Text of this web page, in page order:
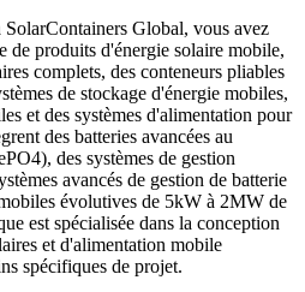
Global, vous avez
de produits d'énergie solaire mobile,
complets, des conteneurs pliables
de stockage d'énergie mobiles,
et des systèmes d'alimentation pour
des batteries avancées au
des systèmes de gestion
avancés de gestion de batterie
évolutives de 5kW à 2MW de
est spécialisée dans la conception
et d'alimentation mobile
spécifiques de projet.